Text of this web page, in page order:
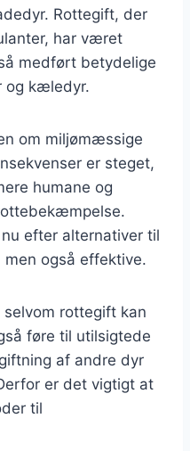
Rottegift, der
har været
medført betydelige
og kæledyr.
om miljømæssige
er steget,
humane og
efter alternativer til
også effektive.
rottegift kan
føre til utilsigtede
af andre dyr
er det vigtigt at
til